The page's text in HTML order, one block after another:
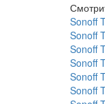
Sonoff
Sonoff
Sonoff
Sonoff
Sonoff
Sonoff